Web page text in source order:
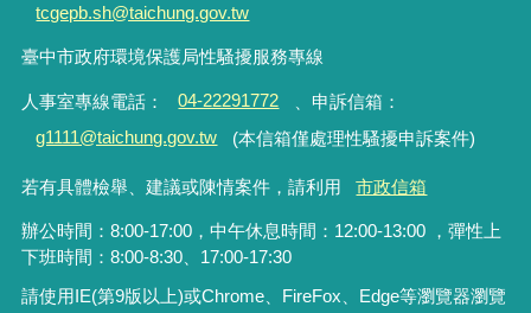
tcgepb.sh@taichung.gov.tw
臺中市政府環境保護局性騷擾服務專線
人事室專線電話： 04-22291772 、申訴信箱 ：
g1111@taichung.gov.tw
(本信箱僅處理性騷擾申訴案件)
若有具體檢舉、建議或陳情案件，請利用 市政信箱
辦公時間：8:00-17:00，中午休息時間：12:00-13:00 ，彈性上
下班時間：8:00-8:30、17:00-17:30
請使用IE(第9版以上)或Chrome、FireFox、Edge等瀏覽器瀏覽